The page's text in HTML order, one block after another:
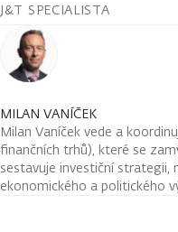
J&T SPECIALISTA
MILAN VANÍČEK
Milan Vaníček vede a
finančních trhů), které se
sestavuje investiční strategii,
ekonomického a politického